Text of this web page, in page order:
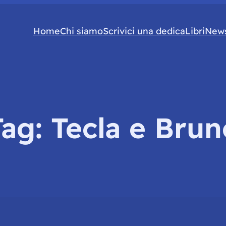
HomeChi siamoScrivici una dedicaLibri
Tecla e